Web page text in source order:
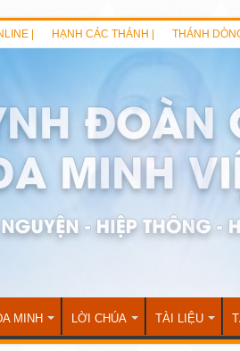
| HẠNH CÁC THÁNH | THÁNH
MINH LỜI CHÚA TÀI LIỆU